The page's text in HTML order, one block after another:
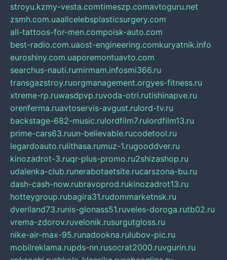
stroyu.kzmy-vesta.comtimeszp.comavtoguru.net
zsmh.com.uaallcelebsplasticsurgery.com
all-tattoos-for-men.compoisk-auto.com
best-radio.com.uaost-engineering.comkuryatnik.info
euroshiny.com.uaporemontuavto.com
searchus-nauti.rumirmam.infosmi366.ru
transgazstroy.ruorgmanagement.orgyes-fitness.ru
xtreme-rp.ruwasdpvp.ruvoda-otri.rutishinapve.ru
orenferma.ruavtoservis-avgust.rulord-tv.ru
backstage-682-music.rulordfilm7.rulordfilm13.ru
prime-cars63.ruun-believable.rucodetool.ru
legardoauto.rulithasa.rumuz-1.rugooddver.ru
kinozadrot-3.ruqr-plus-promo.ru2shizashop.ru
udalenka-club.runerabotaetsite.rucarszona-bu.ru
dash-cash-now.rubravoprod.rukinozadrot13.ru
hotteygroup.rubagira31.rudommarketnsk.ru
dveriland73.runis-glonass51.ruveles-doroga.rutb02.ru
vrema-zdorov.ruvelonik.rusurgutgloss.ru
nike-air-max-95.runadookna.rulubov-pic.ru
mobilreklama.rupds-nn.rusocrat2000.ruvgurin.ru